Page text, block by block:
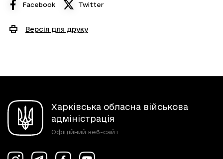
Facebook Twitter
Версія для друку
Харківська обласна військова
адміністрація
Офіційний веб-сайт